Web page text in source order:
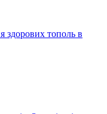
здорових тополь в